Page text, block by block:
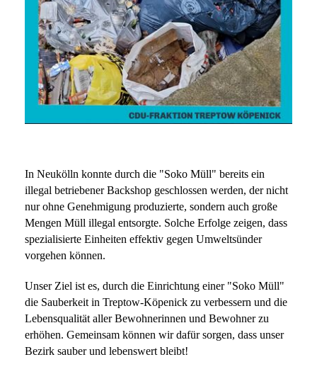
In Neukölln konnte durch die "Soko Müll" bereits ein
illegal betriebener Backshop geschlossen werden, der nicht
nur ohne Genehmigung produzierte, sondern auch große
Mengen Müll illegal entsorgte. Solche Erfolge zeigen, dass
spezialisierte Einheiten effektiv gegen Umweltsünder
vorgehen können.
Unser Ziel ist es, durch die Einrichtung einer "Soko Müll"
die Sauberkeit in Treptow-Köpenick zu verbessern und die
Lebensqualität aller Bewohnerinnen und Bewohner zu
erhöhen. Gemeinsam können wir dafür sorgen, dass unser
Bezirk sauber und lebenswert bleibt!